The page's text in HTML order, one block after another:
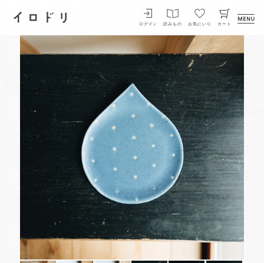
イロドリ
ログイン 読みもの お気にいり カート